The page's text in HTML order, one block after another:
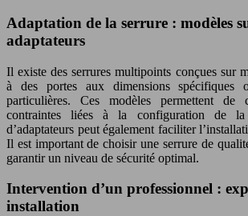
Adaptation de la serrure : modèles
adaptateurs
Il existe des serrures multipoints conçues sur
à des portes aux dimensions spécifiques
particulières. Ces modèles permettent de
contraintes liées à la configuration de la
d’adaptateurs peut également faciliter
Il est important de choisir une serrure de
garantir un niveau de sécurité optimal.
Intervention d’un professionnel :
installation